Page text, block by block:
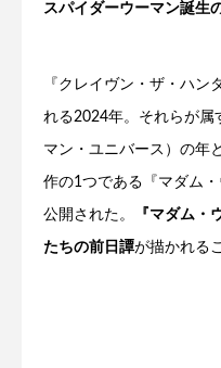
スパイダーウーマン誕生
『クレイヴン・ザ・ハン
れる2024年。それらが属
マン・ユニバース）の年
作の1つである『マダム
公開された。 『マダム・
たちの前日譚が描かれる